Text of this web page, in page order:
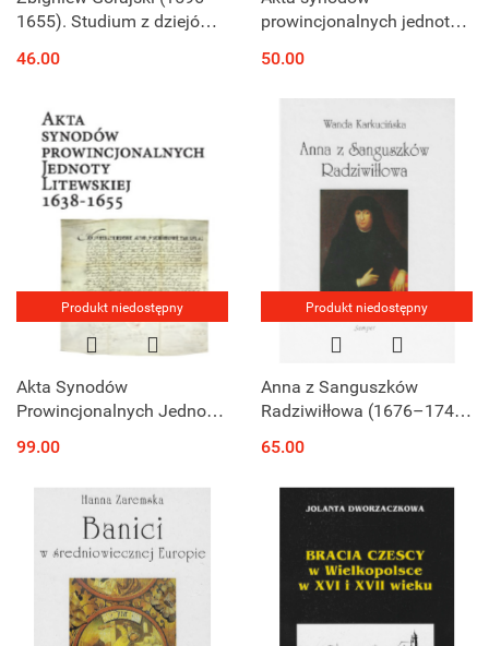
1655). Studium z dziejów
Małopolsce w pierwszej
46.00
prowincjonalnych jednoty
50.00
Produkt niedostępny
Akta Synodów
Prowincjonalnych Jednoty
99.00
Produkt niedostępny
Anna z Sanguszków
Radziwiłłowa (1676–1746)
mecenat
65.00